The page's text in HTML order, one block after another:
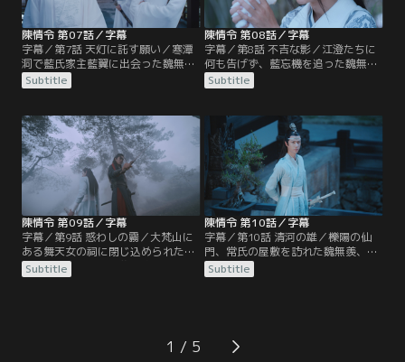
陳情令 第07話／字幕
字幕／第7話 天灯に託す願い／寒潭
洞で藍氏家主藍翼に出会った魏無羨
と藍忘機。藍翼は2人に陰鉄の災い
を食い止めるよう託して霊識は消滅
たが、天灯を揚げる際、江厭離に対
する金子軒の態度に激怒、取っ組み
合いのケンカとなる。蘭氏の宗主、
江氏の宗主も集まり協議する中、江
宗主は…。
Subtitle
陳情令 第08話／字幕
字幕／第8話 不吉な影／江澄たちに
何も告げず、藍忘機を追った魏無
羨。藍忘機と共に残りの陰鉄を探し
に行くが、常に不気味な梟にあとを
は聶懐桑と遭遇、蒔花女の屋敷に陰
鉄があると突き止めるが、すでに温
晁から陰鉄を奪われたあとだった。
その頃、魏無羨を追って蓮花塢をあ
とにした江澄は…。
Subtitle
陳情令 第09話／字幕
字幕／第9話 惑わしの霧／大梵山に
ある舞天女の祠に閉じ込められた魏
無羨と藍忘機たち。襲い掛かる村人
たちを操っていたのは温晁だった。
天女の像に埋まっていた陰鉄が温若
寒に奪われたため、像が村人たちの
Subtitle
陳情令 第10話／字幕
字幕／第10話 清河の雄／櫟陽の仙
門、常氏の屋敷を訪れた魏無羨、藍
忘機、江澄だったが、なんと常氏一
族は薛洋の手で惨殺されていた。そ
星塵たちと別れた魏無羨たちは、聶
懐桑、孟瑶と清河聶氏の不浄世に到
Subtitle
1